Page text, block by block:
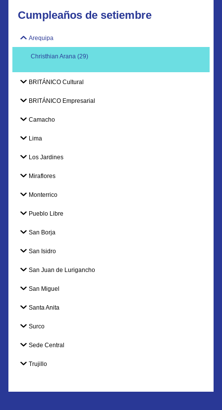
Cumpleaños de setiembre
Arequipa
Christhian Arana (29)
BRITÁNICO Cultural
BRITÁNICO Empresarial
Camacho
Lima
Los Jardines
Miraflores
Monterrico
Pueblo Libre
San Borja
San Isidro
San Juan de Lurigancho
San Miguel
Santa Anita
Surco
Sede Central
Trujillo